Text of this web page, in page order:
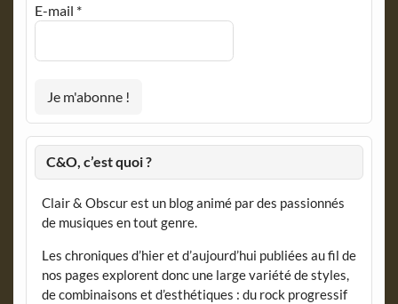
E-mail *
C&O, c’est quoi ?
Clair & Obscur est un blog animé par des passionnés
de musiques en tout genre.
Les chroniques d’hier et d’aujourd’hui publiées au fil de
nos pages explorent donc une large variété de styles,
de combinaisons et d’esthétiques : du rock progressif